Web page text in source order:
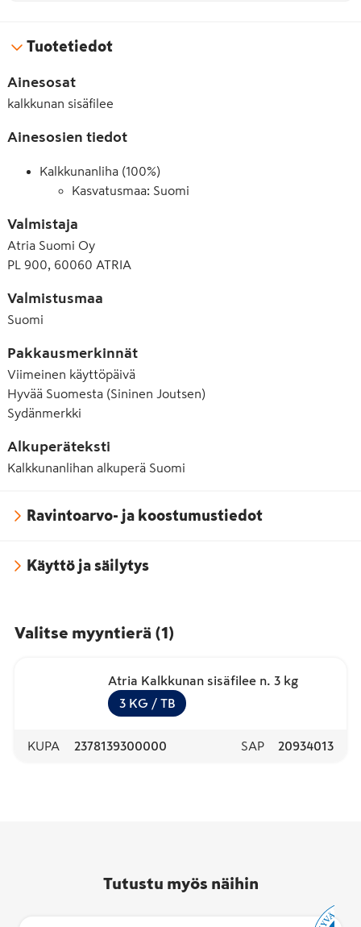
Tuotetiedot
Ainesosat
kalkkunan sisäfilee
Ainesosien tiedot
Kalkkunanliha (100%)
Kasvatusmaa: Suomi
Valmistaja
Atria Suomi Oy
PL 900, 60060 ATRIA
Valmistusmaa
Suomi
Pakkausmerkinnät
Viimeinen käyttöpäivä
Hyvää Suomesta (Sininen Joutsen)
Sydänmerkki
Alkuperäteksti
Kalkkunanlihan alkuperä Suomi
Ravintoarvo- ja koostumustiedot
Käyttö ja säilytys
Valitse myyntierä (1)
Atria Kalkkunan sisäfilee n. 3 kg
3 KG / TB
KUPA 2378139300000 SAP 20934013
Tutustu myös näihin